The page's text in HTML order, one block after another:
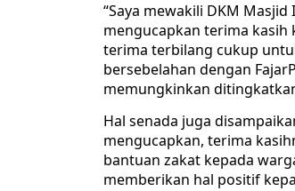
“Saya mewakili DKM
mengucapkan terima kasih
terima terbilang cukup
bersebelahan dengan
memungkinkan
Hal senada juga
mengucapkan, terima
bantuan zakat kepada
memberikan hal positif